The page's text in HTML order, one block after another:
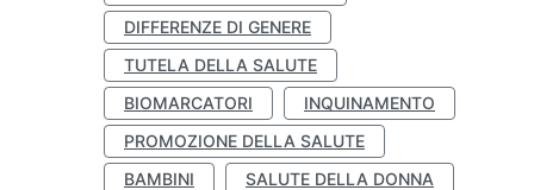
DIFFERENZE DI GENERE
TUTELA DELLA SALUTE
BIOMARCATORI
INQUINAMENTO
PROMOZIONE DELLA SALUTE
BAMBINI
SALUTE DELLA DONNA